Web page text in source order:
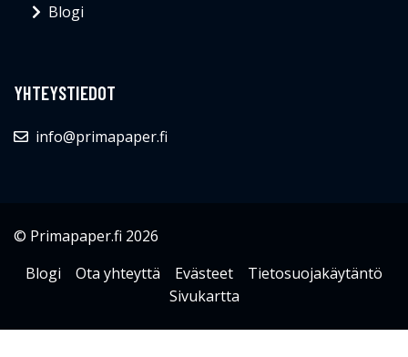
Blogi
YHTEYSTIEDOT
info@primapaper.fi
© Primapaper.fi 2026
Blogi
Ota yhteyttä Evästeet
Tietosuojakäytäntö
Sivukartta